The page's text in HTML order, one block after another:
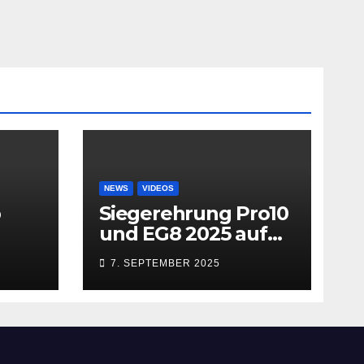
NEWS VIDEOS
Siegerehrung Pro10
und EG8 2025 auf
dem MACN
Zollhausring
7. SEPTEMBER 2025